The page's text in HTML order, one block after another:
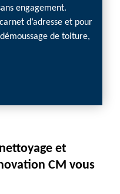
engagement.
d’adresse et pour
de toiture,
et
CM vous